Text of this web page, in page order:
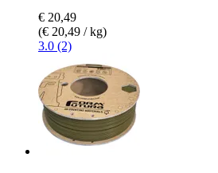
€ 20,49
(€ 20,49 / kg)
3.0 (2)